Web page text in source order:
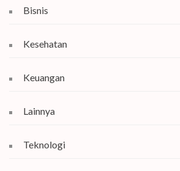
Bisnis
Kesehatan
Keuangan
Lainnya
Teknologi